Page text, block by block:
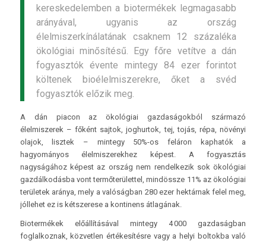
kereskedelemben a biotermékek legmagasabb
arányával, ugyanis az ország
élelmiszerkínálatának csaknem 12 százaléka
ökológiai minősítésű. Egy főre vetítve a dán
fogyasztók évente mintegy 84 ezer forintot
költenek bioélelmiszerekre, őket a svéd
fogyasztók előzik meg.
A dán piacon az ökológiai gazdaságokból származó
élelmiszerek – főként sajtok, joghurtok, tej, tojás, répa, növényi
olajok, lisztek – mintegy 50%-os feláron kaphatók a
hagyományos élelmiszerekhez képest. A fogyasztás
nagyságához képest az ország nem rendelkezik sok ökológiai
gazdálkodásba vont termőterülettel, mindössze 11% az ökológiai
területek aránya, mely a valóságban 280 ezer hektárnak felel meg,
jóllehet ez is kétszerese a kontinens átlagának.
Biotermékek előállításával mintegy 4 000 gazdaságban
foglalkoznak, közvetlen értékesítésre vagy a helyi boltokba való